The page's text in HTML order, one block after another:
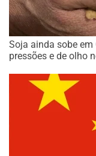
Soja ainda sobe
pressões e de olho